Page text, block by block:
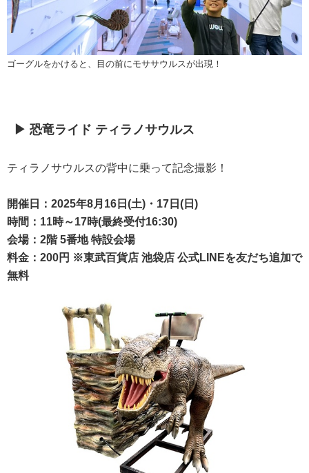
ゴーグルをかけると、目の前にモササウルスが出現！
▶ 恐竜ライド ティラノサウルス
ティラノサウルスの背中に乗って記念撮影！
開催日：2025年8月16日(土)・17日(日)
時間：11時～17時(最終受付16:30)
会場：2階 5番地 特設会場
料金：200円 ※東武百貨店 池袋店 公式LINEを友だち追加で
無料